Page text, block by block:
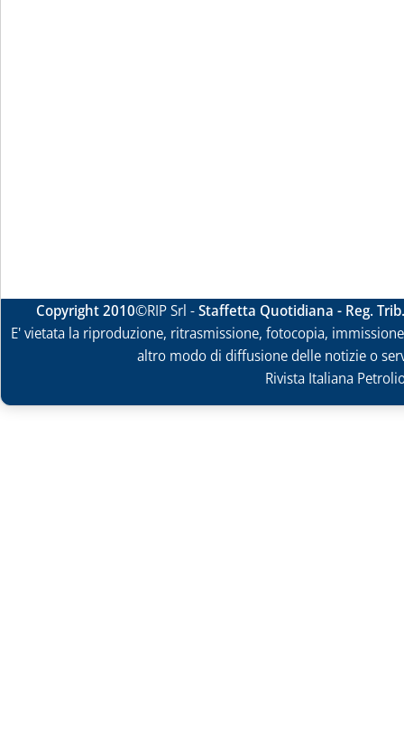
Copyright 2010©RIP Srl -Staffetta Quotidiana - Reg.
E' vietata la riproduzione, ritrasmissione, fotocopia,
altro modo di diffusione delle notizie o
Rivista Italiana